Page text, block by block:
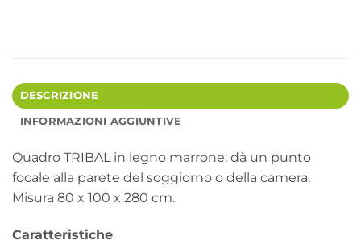
DESCRIZIONE
INFORMAZIONI AGGIUNTIVE
Quadro TRIBAL in legno marrone: dà un punto
focale alla parete del soggiorno o della camera.
Misura 80 x 100 x 280 cm.
Caratteristiche